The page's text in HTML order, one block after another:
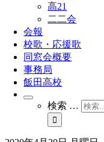
高21
二二会
会報
校歌・応援歌
同窓会概要
事務局
飯田高校
検索 …